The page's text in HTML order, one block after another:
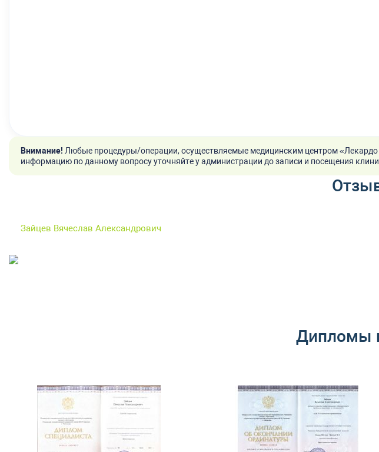
Внимание! Любые процедуры/операции, осуществляемые медицинским центром
информацию по данному вопросу уточняйте у администрации до записи и посещения
Зайцев Вячеслав Александрович
Дипломы